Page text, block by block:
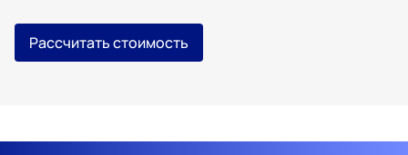
Рассчитать стоимость